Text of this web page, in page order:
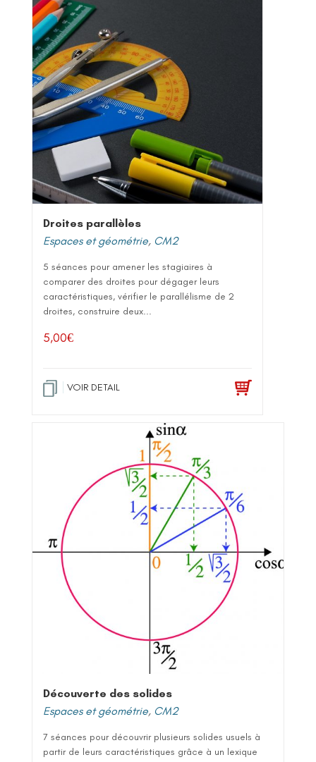
Droites parallèles
Espaces et géométrie, CM2
5 séances pour amener les stagiaires à
comparer des droites pour dégager leurs
caractéristiques, vérifier le parallélisme de 2
droites, construire deux...
5,00€
VOIR DETAIL
Découverte des solides
Espaces et géométrie, CM2
7 séances pour découvrir plusieurs solides usuels à
partir de leurs caractéristiques grâce à un lexique